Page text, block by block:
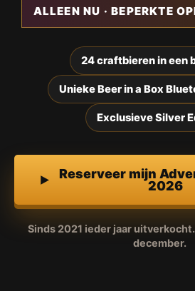
ALLEEN NU · BEPERKTE
24 craftbieren in een
Unieke Beer in a Box
Exclusieve Silver
Reserveer mijn
2026
Sinds 2021 ieder jaar
december.